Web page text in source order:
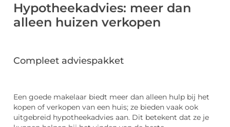
Hypotheekadvies: meer dan
alleen huizen verkopen
Compleet adviespakket
Een goede makelaar biedt meer dan alleen hulp bij het
kopen of verkopen van een huis; ze bieden vaak ook
uitgebreid hypotheekadvies aan. Dit betekent dat ze je